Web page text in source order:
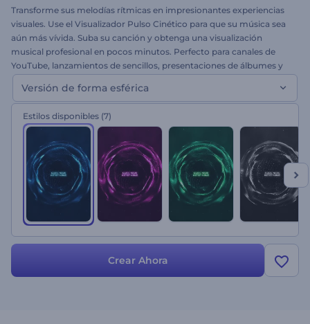
Transforme sus melodías rítmicas en impresionantes experiencias
visuales. Use el Visualizador Pulso Cinético para que su música sea
aún más vívida. Suba su canción y obtenga una visualización
musical profesional en pocos minutos. Perfecto para canales de
YouTube, lanzamientos de sencillos, presentaciones de álbumes y
mucho más. Dele a su música un toque cinético. ¡Pruébelo ahora!
Versión de forma esférica
Estilos disponibles (7)
Crear Ahora